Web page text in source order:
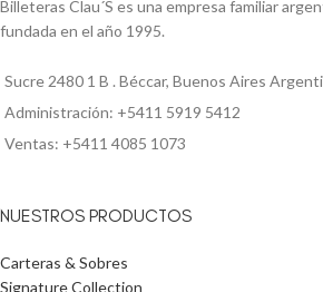
Billeteras Clau´S es una empresa familiar
fundada en el año 1995.
Sucre 2480 1 B . Béccar, Buenos Aires
Administración: +5411 5919 5412
Ventas: +5411 4085 1073
NUESTROS PRODUCTOS
Carteras & Sobres
Signature Collection